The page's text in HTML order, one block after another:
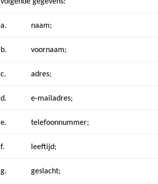
a. naam;
b. voornaam;
c. adres;
d. e-mailadres;
e. telefoonnummer;
f. leeftijd;
g. geslacht;